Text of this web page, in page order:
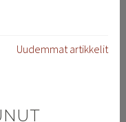
Uudemmat artikkelit